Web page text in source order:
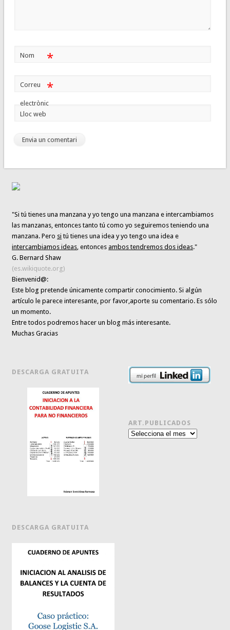
Nom *
Correu
electrònic
*
Lloc web
"Si tú tienes una manzana y yo tengo una manzana e intercambiamos
las manzanas, entonces tanto tú como yo seguiremos teniendo una
manzana. Pero si tú tienes una idea y yo tengo una idea e
intercambiamos ideas, entoncesambos tendremos dos ideas."
G. Bernard Shaw
(es.wikiquote.org)
Bienvenid@:
Este blog pretende únicamentecompartir conocimiento. Si algún
artículo le parece interesante,por favor,aporte su comentario. Es sólo
un momento.
Entre todos podremos hacer un blog más interesante.
Muchas Gracias
DESCARGA GRATUITA
DESCARGA GRATUITA
ART.PUBLICADOS
Art.publicados